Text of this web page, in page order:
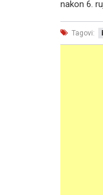
nakon 6.
Tagovi: